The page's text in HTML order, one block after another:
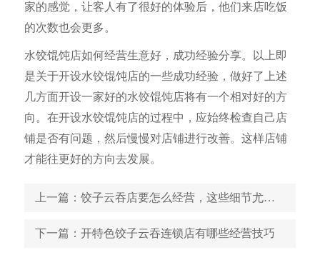
家的感觉，让客人有了很好的体验后，他们来店吃饭
的次数也会更多。
水饺馄饨店如何经营生意好，成功经验分享。以上即
是关于开设水饺馄饨店的一些成功经验，做好了上述
几方面开设一家好的水饺馄饨店将有一个相对好的方
向。在开设水饺馄饨店的过程中，应始终检查自己店
铺是否有问题，然后慢慢对店铺进行改善。这样店铺
才能往更好的方向去发展。
上一篇 ：饺子云吞店要怎么经营，这些细节尤为重要
下一篇 ：开特色饺子云吞连锁店有哪些经营技巧